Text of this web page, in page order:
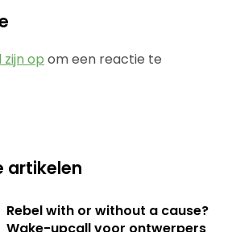
op om een reactie te
artikelen
Rebel with or without a cause?
Wake-upcall voor ontwerpers